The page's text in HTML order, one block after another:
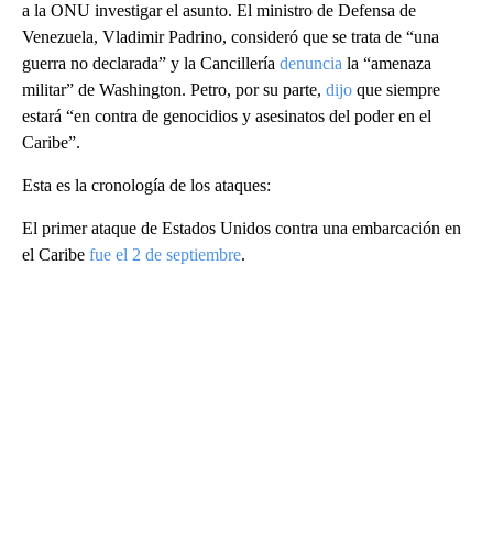
a la ONU investigar el asunto. El ministro de Defensa de
Venezuela, Vladimir Padrino, consideró que se trata de “una
guerra no declarada” y la Cancillería denuncia la “amenaza
militar” de Washington. Petro, por su parte, dijo que siempre
estará “en contra de genocidios y asesinatos del poder en el
Caribe”.
Esta es la cronología de los ataques:
El primer ataque de Estados Unidos contra una embarcación en
el Caribe fue el 2 de septiembre.